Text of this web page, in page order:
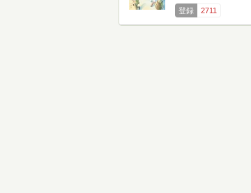
登録
2711